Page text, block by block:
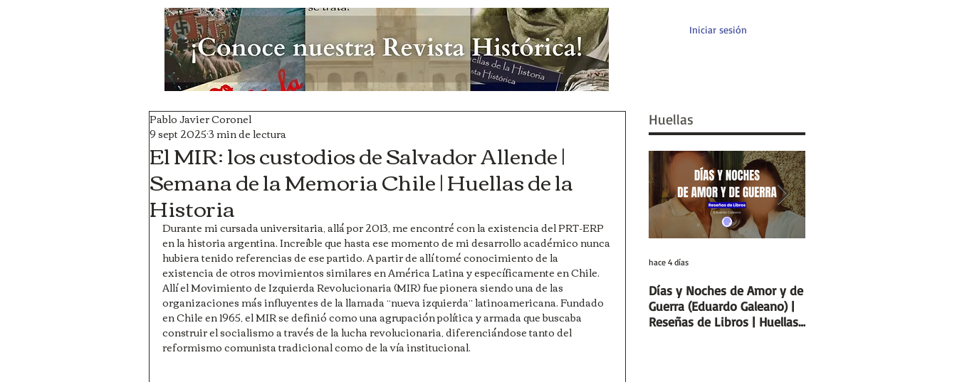
Iniciar sesión
El MIR: los custodios de Salvador Allende |
Semana de la Memoria Chile | Huellas de la
Historia
Pablo Javier Coronel
9 sept 20253 min de lectura
Durante mi cursada universitaria, allá por 2013, me encontré con la existencia del PRT-ERP
en la historia argentina. Increíble que hasta ese momento de mi desarrollo académico nunca
hubiera tenido referencias de ese partido. A partir de allí tomé conocimiento de la
existencia de otros movimientos similares en América Latina y específicamente en Chile.
Allí el Movimiento de Izquierda Revolucionaria (MIR) fue pionera siendo una de las
organizaciones más influyentes de la llamada “nueva izquierda” latinoamericana. Fundado
en Chile en 1965, el MIR se definió como una agrupación política y armada que buscaba
construir el socialismo a través de la lucha revolucionaria, diferenciándose tanto del
reformismo comunista tradicional como de la vía institucional.
Huellas
Días y Noches de Amor y de
Guerra (Eduardo Galeano) |
Reseñas de Libros | Huellas
hace 4 días